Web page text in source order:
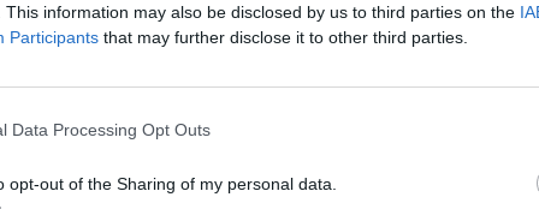
This information may also be disclosed by us to third parties on the
Participants that may further disclose it to other third parties.
Data Processing Opt Outs
opt-out of the Sharing of my personal data.
a képeik: „Ez a téma rám is hatással
elgondolkodik.”
meghokkento-
diakok-a-klimavaltozas-hatasait/